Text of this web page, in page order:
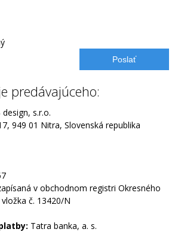
predávajúceho:
design, s.r.o.
, 949 01 Nitra, Slovenská republika
v obchodnom registri Okresného
č. 13420/N
Tatra banka, a. s.